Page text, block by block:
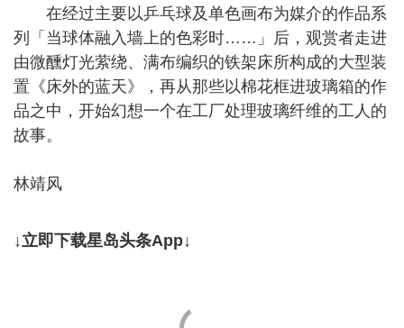
在经过主要以乒乓球及单色画布为媒介的作品系
列「当球体融入墙上的色彩时……」后，观赏者走进
由微醺灯光萦绕、满布编织的铁架床所构成的大型装
置《床外的蓝天》，再从那些以棉花框进玻璃箱的作
品之中，开始幻想一个在工厂处理玻璃纤维的工人的
故事。
林靖风
↓立即下载星岛头条App↓